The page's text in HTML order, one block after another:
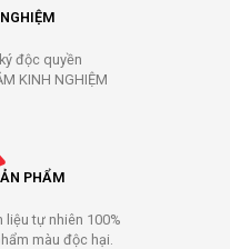
độc quyền
KINH NGHIỆM
PHẨM
tự nhiên 100%
màu độc hại.